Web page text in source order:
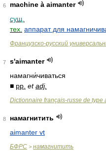
6
machine à aimanter
сущ.
тех. аппарат для
Французско-русский
7
s'aimanter
намагни́чиваться
■ pp. etadj.
Dictionnaire français-russe de type
8
намагнитить
aimanter vt
БФРС > намагнитить